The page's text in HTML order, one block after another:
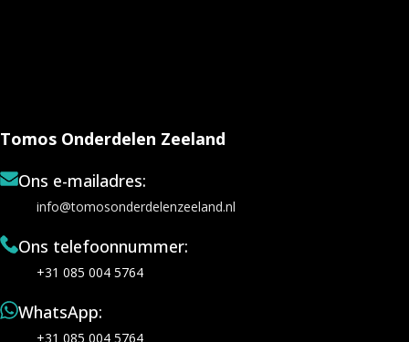
Tomos Onderdelen Zeeland
Ons e-mailadres:
info@tomosonderdelenzeeland.nl
Ons telefoonnummer:
+31 085 004 5764
WhatsApp:
+31 085 004 5764